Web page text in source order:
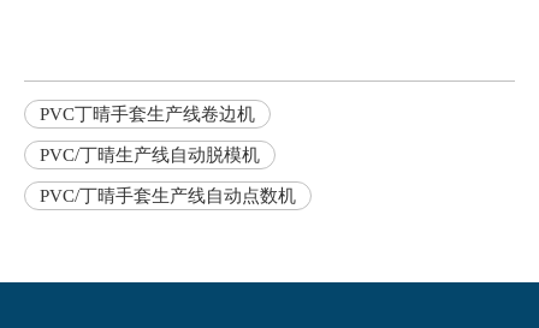
PVC丁晴手套生产线卷边机
PVC/丁晴生产线自动脱模机
PVC/丁晴手套生产线自动点数机